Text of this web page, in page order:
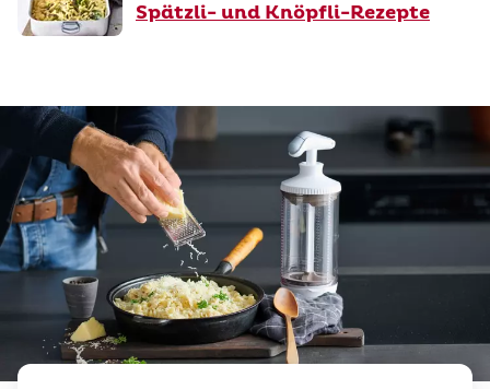
Spätzli- und Knöpfli-Rezepte